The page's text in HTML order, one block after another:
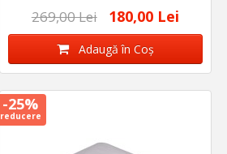
269,00 Lei 180,00 Lei
Adaugă în Coş
-25%
reducere